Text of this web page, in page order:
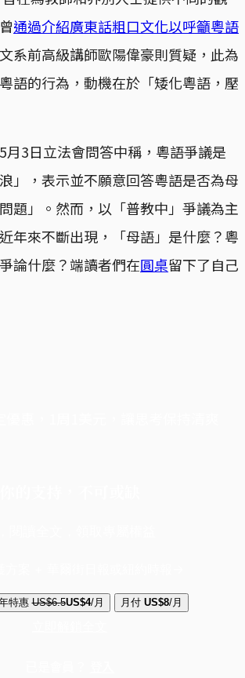
通過介紹廣東話粗口文化以呼籲粵語
系前高級講師歐陽偉豪則質疑，此為
語的行為，動機在於「矮化粵語，壓
月3日立法會問答中稱，粵語爭議是
」，表示並不願意回答粵語是否為母
題」。然而，以「普教中」爭議為主
年來不斷出現，「母語」是什麼？粵
論什麼？端讀者們在圓桌留下了自己
特惠 US$6.5US$4/月 月付 US$8/月